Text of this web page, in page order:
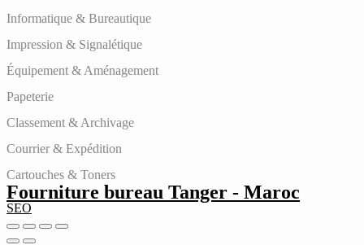
Informatique & Bureautique
Impression & Signalétique
Équipement & Aménagement
Papeterie
Classement & Archivage
Courrier & Expédition
Cartouches & Toners
Fourniture bureau Tanger - Maroc
SEO